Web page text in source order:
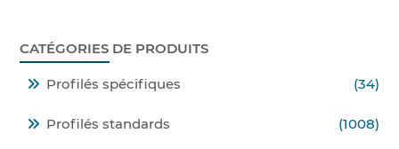
CATÉGORIES DE PRODUITS
Profilés spécifiques (34)
Profilés standards (1008)